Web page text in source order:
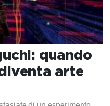
quando
arte